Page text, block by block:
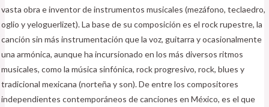
vasta obra e inventor de instrumentos musicales (mezáfono, teclaedro,
oglio y yeloguerlizet). La base de su composición es el rock rupestre, la
canción sin más instrumentación que la voz, guitarra y ocasionalmente
una armónica, aunque ha incursionado en los más diversos ritmos
musicales, como la música sinfónica, rock progresivo, rock, blues y
tradicional mexicana (norteña y son). De entre los compositores
independientes contemporáneos de canciones en México, es el que